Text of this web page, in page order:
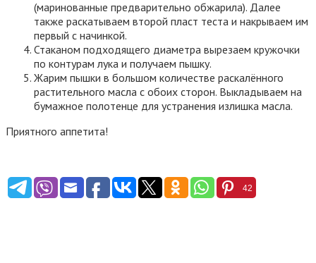
(маринованные предварительно обжарила). Далее
также раскатываем второй пласт теста и накрываем им
первый с начинкой.
Стаканом подходящего диаметра вырезаем кружочки
по контурам лука и получаем пышку.
Жарим пышки в большом количестве раскалённого
растительного масла с обоих сторон. Выкладываем на
бумажное полотенце для устранения излишка масла.
Приятного аппетита!
42